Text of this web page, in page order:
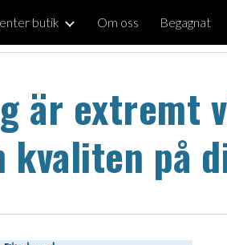
Skip to
butik Om oss Begagnat
är extremt
på